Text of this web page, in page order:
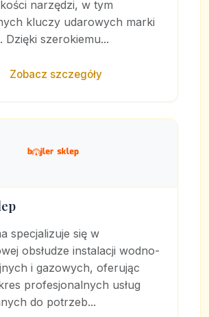
narzędzi, w tym
kluczy udarowych marki
Dzięki szerokiemu...
Zobacz szczegóły
specjalizuje się w
obsłudze instalacji wodno-
i gazowych, oferując
profesjonalnych usług
do potrzeb...